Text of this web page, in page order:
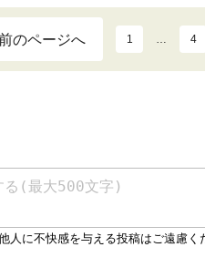
のページへ 1 … 4